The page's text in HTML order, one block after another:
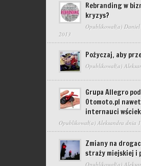
Rebranding w
kryzys?
Opublikował(a)
2013
Pożyczaj, aby
Opublikował(a)
Grupa Allegro
Otomoto.pl
internauci
Opublikował(a) Aleksandra dnia
Zmiany na
straży miejskiej i
Opublikował(a)